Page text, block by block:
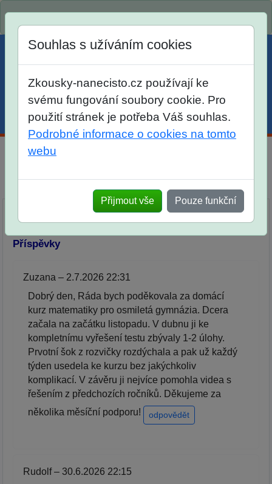
Menu Účet Košík
po skutečných přijímacích zkouškách
Souhlas s užíváním cookies
Zkousky-nanecisto.cz používají ke
svému fungování soubory cookie. Pro
použití stránek je potřeba Váš souhlas.
Podrobné informace o cookies na tomto
webu
Přijmout vše Pouze funkční
Přidat příspěvek
Příspěvky
Zuzana – 2.7.2026 22:31
Dobrý den, Ráda bych poděkovala za domácí
kurz matematiky pro osmiletá gymnázia. Dcera
začala na začátku listopadu. V dubnu ji ke
kompletnímu vyřešení testu zbývaly 1-2 úlohy.
Prvotní šok z rozvičky rozdýchala a pak už každý
týden usedela ke kurzu bez jakýchkoliv
komplikací. V závěru ji nejvíce pomohla videa s
řešením z předchozích ročníků. Děkujeme za
několika měsíční podporu!
odpovědět
Rudolf – 30.6.2026 22:15